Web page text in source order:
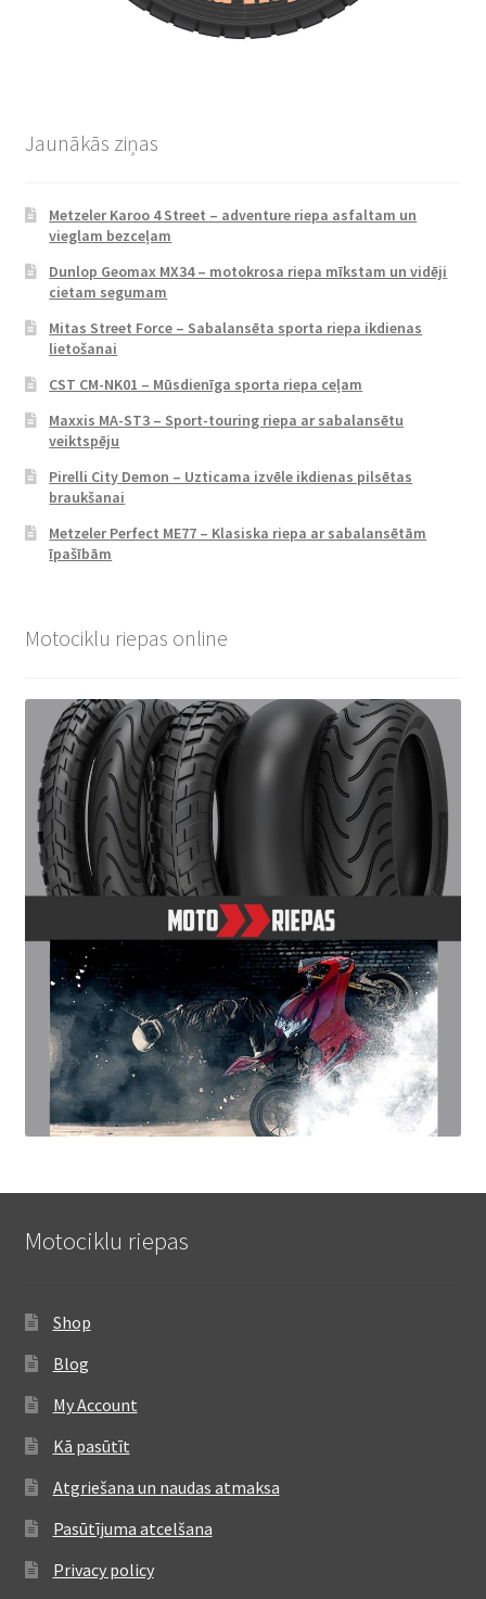
Jaunākās ziņas
Metzeler Karoo 4 Street – adventure riepa asfaltam un
vieglam bezceļam
Dunlop Geomax MX34 – motokrosa riepa mīkstam un vidēji
cietam segumam
Mitas Street Force – Sabalansēta sporta riepa ikdienas
lietošanai
CST CM-NK01 – Mūsdienīga sporta riepa ceļam
Maxxis MA-ST3 – Sport-touring riepa ar sabalansētu
veiktspēju
Pirelli City Demon – Uzticama izvēle ikdienas pilsētas
braukšanai
Metzeler Perfect ME77 – Klasiska riepa ar sabalansētām
īpašībām
Motociklu riepas online
Motociklu riepas
Shop
Blog
My Account
Kā pasūtīt
Atgriešana un naudas atmaksa
Pasūtījuma atcelšana
Privacy policy